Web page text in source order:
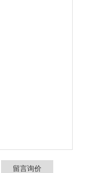
留言询价